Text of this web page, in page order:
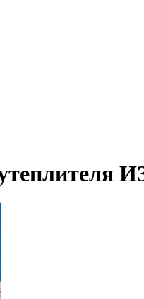
утеплителя